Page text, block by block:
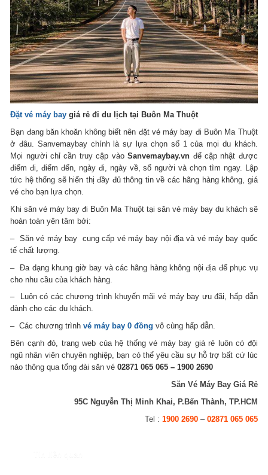
Đặt vé máy bay giá rẻ đi du lịch tại Buôn Ma Thuột
Bạn đang băn khoăn không biết nên đặt vé máy bay đi Buôn Ma Thuột
ở đâu. Sanvemaybay chính là sự lựa chọn số 1 của mọi du khách.
Mọi người chỉ cần truy cập vàoSanvemaybay.vn để cập nhật được
điểm đi, điểm đến, ngày đi, ngày về, số người và chọn tìm ngay. Lập
tức hệ thống sẽ hiển thị đầy đủ thông tin về các hãng hàng không, giá
vé cho bạn lựa chọn.
Khi săn vé máy bay đi Buôn Ma Thuột tại săn vé máy bay du khách sẽ
hoàn toàn yên tâm bởi:
– Săn vé máy bay cung cấp vé máy bay nội địa và vé máy bay quốc
tế chất lượng.
– Đa dạng khung giờ bay và các hãng hàng không nội địa để phục vụ
cho nhu cầu của khách hàng.
– Luôn có các chương trình khuyến mãi vé máy bay ưu đãi, hấp dẫn
dành cho các du khách.
– Các chương trìnhvé máy bay 0 đồng vô cùng hấp dẫn.
Bên cạnh đó, trang web của hệ thống vé máy bay giá rẻ luôn có đội
ngũ nhân viên chuyên nghiệp, bạn có thể yêu cầu sự hỗ trợ bất cứ lúc
nào thông qua tổng đài săn vé02871 065 065 – 1900 2690
Săn Vé Máy Bay Giá Rẻ
95C Nguyễn Thị Minh Khai, P.Bến Thành, TP.HCM
Tel : 1900 2690– 02871 065 065